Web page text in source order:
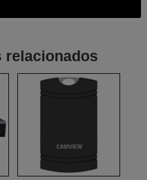
relacionados